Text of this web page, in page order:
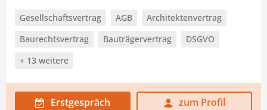
Gesellschaftsvertrag AGB
Architektenvertrag
Baurechtsvertrag
Bauträgervertrag
DSGVO
+ 13 weitere
Erstgespräch zum Profil